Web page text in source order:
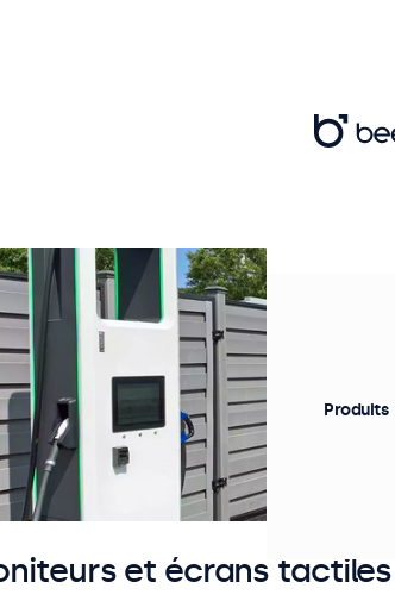
et écrans
Produits